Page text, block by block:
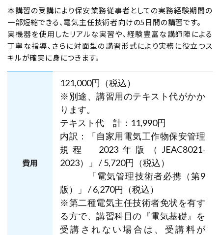
本講習の受講により保安業務従事者としての実務経験期間の
一部短縮できる、電気主任技術者向けの5日間の講習です。
実機器を使用したリアルな実習や、経験豊富な講師陣による
丁寧な指導、さらに対面型の講習形式により実務に役立つス
キルが確実に身につきます。
費用
121,000円（税込）
※別途、講習用のテキスト代がかか
ります。
テキスト代 計：11,990円
内訳：「自家用電気工作物保安管理
規程 2023年版（JEAC8021-
2023）」 / 5,720円（税込）
「電気管理技術者必携（第9
版）」 / 6,270円（税込）
※第二種電気主任技術者免状を有す
る方で、講習科目の『電気基礎』を
受講されない場合は、受講料が